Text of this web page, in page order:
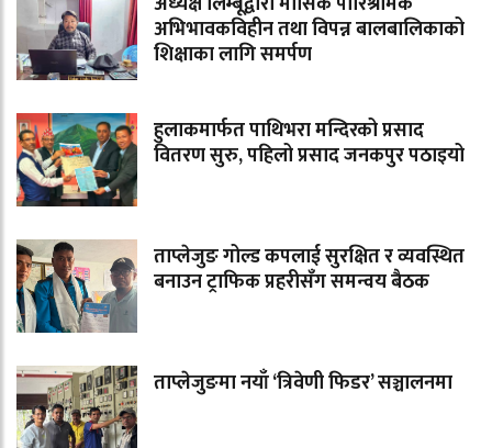
अभिभावकविहीन तथा विपन्न बालबालिकाको
शिक्षाका लागि समर्पण
हुलाकमार्फत पाथिभरा मन्दिरको प्रसाद
वितरण सुरु, पहिलो प्रसाद जनकपुर पठाइयो
ताप्लेजुङ गोल्ड कपलाई सुरक्षित र व्यवस्थित
बनाउन ट्राफिक प्रहरीसँग समन्वय बैठक
ताप्लेजुङमा नयाँ ‘त्रिवेणी फिडर’ सञ्चालनमा